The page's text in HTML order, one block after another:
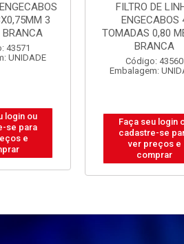
LINHA
4
METRO
43560
login ou
se para
e
FILTRO DE
ENGECABOS
TOMADAS 0,80
BRANCA
Código: 43558
Embalagem:
Faça seu login
cadastre-se
ver preços e
comprar